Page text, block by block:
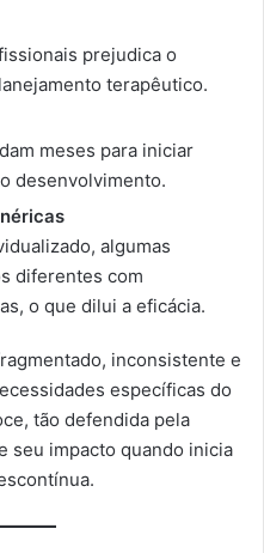
prejudica o
terapêutico.
meses para iniciar
desenvolvimento.
algumas
diferentes com
o que dilui a eficácia.
inconsistente e
específicas do
tão defendida pela
seu impacto quando inicia